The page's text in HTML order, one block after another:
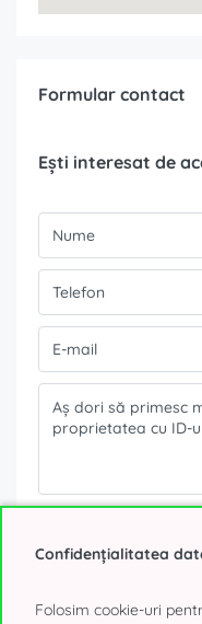
Formular contact
Ești interesat de
folosi datele în alte
Confidențialitatea
Folosim cookie-uri